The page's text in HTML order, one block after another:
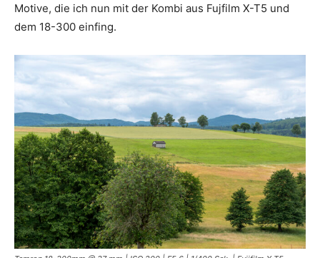
Motive, die ich nun mit der Kombi aus Fujfilm X-T5 und
dem 18-300 einfing.